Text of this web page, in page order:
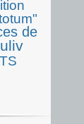
de
TS